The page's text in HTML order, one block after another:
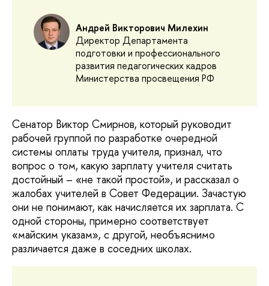
Андрей Викторович Милехин
Директор Департамента
подготовки и профессионального
развития педагогических кадров
Министерства просвещения РФ
Сенатор Виктор Смирнов, который руководит
рабочей группой по разработке очередной
системы оплаты труда учителя, признал, что
вопрос о том, какую зарплату учителя считать
достойный – «не такой простой», и рассказал о
жалобах учителей в Совет Федерации. Зачастую
они не понимают, как начисляется их зарплата. С
одной стороны, примерно соответствует
«майским указам», с другой, необъяснимо
различается даже в соседних школах.